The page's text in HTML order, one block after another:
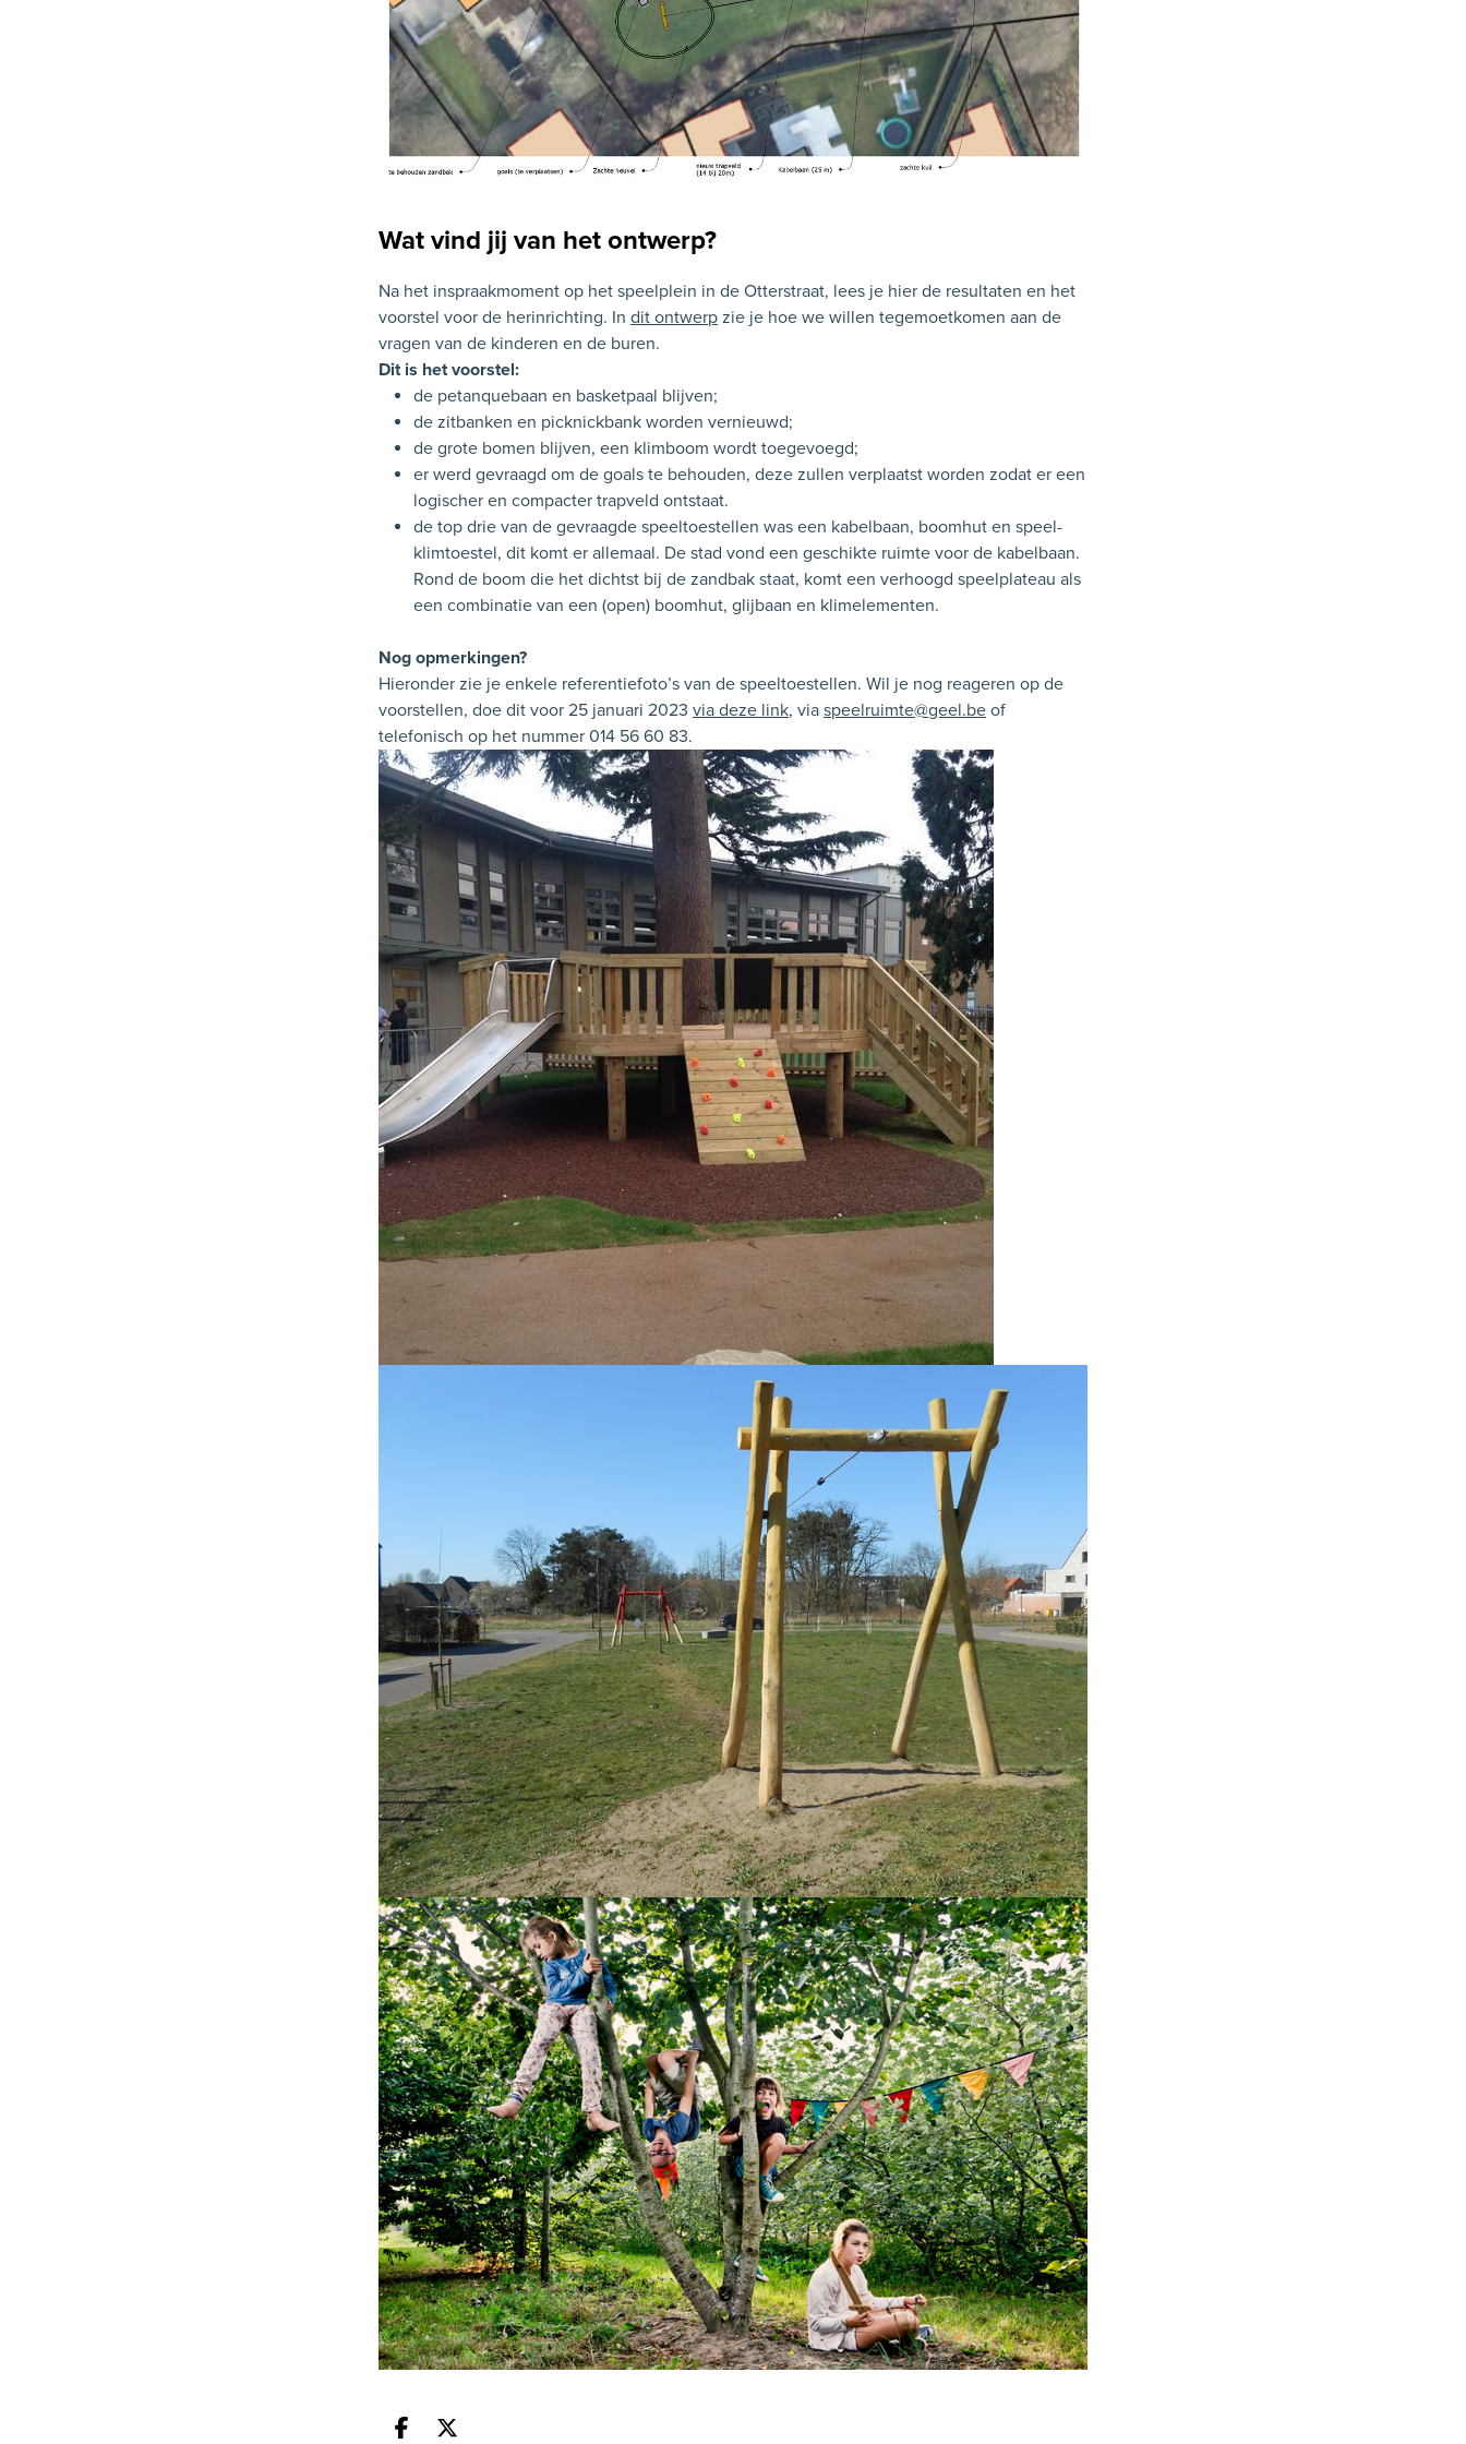
Wat vind jij van het ontwerp?
Na het inspraakmoment op het speelplein in de Otterstraat, lees je hier de resultaten en het
voorstel voor de herinrichting. In dit ontwerp zie je hoe we willen tegemoetkomen aan de
vragen van de kinderen en de buren.
Dit is het voorstel:
de petanquebaan en basketpaal blijven;
de zitbanken en picknickbank worden vernieuwd;
de grote bomen blijven, een klimboom wordt toegevoegd;
er werd gevraagd om de goals te behouden, deze zullen verplaatst worden zodat er een
logischer en compacter trapveld ontstaat.
de top drie van de gevraagde speeltoestellen was een kabelbaan, boomhut en speel-
klimtoestel, dit komt er allemaal. De stad vond een geschikte ruimte voor de kabelbaan.
Rond de boom die het dichtst bij de zandbak staat, komt een verhoogd speelplateau als
een combinatie van een (open) boomhut, glijbaan en klimelementen.
Nog opmerkingen?
Hieronder zie je enkele referentiefoto’s van de speeltoestellen. Wil je nog reageren op de
voorstellen, doe dit voor 25 januari 2023 via deze link, via speelruimte@geel.be of
telefonisch op het nummer 014 56 60 83.